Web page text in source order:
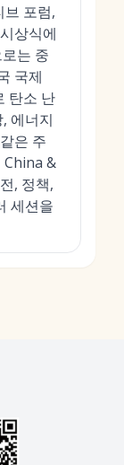
포럼,
상식에
는 중
국제
탄소 난
에너지
은 주
China &
, 정책,
세션을